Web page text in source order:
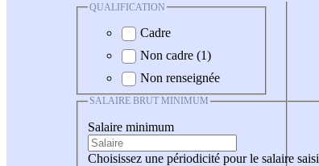
QUALIFICATION
Cadre
Non cadre (1)
Non renseignée
SALAIRE BRUT MINIMUM
Salaire minimum
Choisissez une périodicité pour le salaire saisi